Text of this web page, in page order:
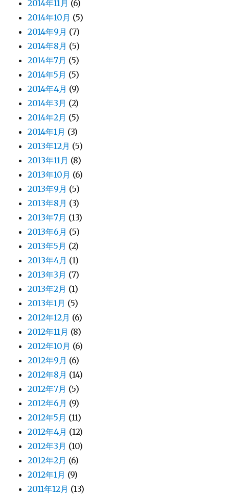
2014年11月 (6)
2014年10月 (5)
2014年9月 (7)
2014年8月 (5)
2014年7月 (5)
2014年5月 (5)
2014年4月 (9)
2014年3月 (2)
2014年2月 (5)
2014年1月 (3)
2013年12月 (5)
2013年11月 (8)
2013年10月 (6)
2013年9月 (5)
2013年8月 (3)
2013年7月 (13)
2013年6月 (5)
2013年5月 (2)
2013年4月 (1)
2013年3月 (7)
2013年2月 (1)
2013年1月 (5)
2012年12月 (6)
2012年11月 (8)
2012年10月 (6)
2012年9月 (6)
2012年8月 (14)
2012年7月 (5)
2012年6月 (9)
2012年5月 (11)
2012年4月 (12)
2012年3月 (10)
2012年2月 (6)
2012年1月 (9)
2011年12月 (13)